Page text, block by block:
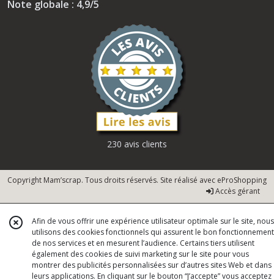
Note globale : 4,9/5
230 avis clients
Copyright Mam’scrap. Tous droits réservés. Site réalisé avec eProShopping
Accès gérant
Afin de vous offrir une expérience utilisateur optimale sur le site, nous
utilisons des cookies fonctionnels qui assurent le bon fonctionnement
de nos services et en mesurent l’audience. Certains tiers utilisent
également des cookies de suivi marketing sur le site pour vous
montrer des publicités personnalisées sur d’autres sites Web et dans
leurs applications. En cliquant sur le bouton “J’accepte” vous acceptez